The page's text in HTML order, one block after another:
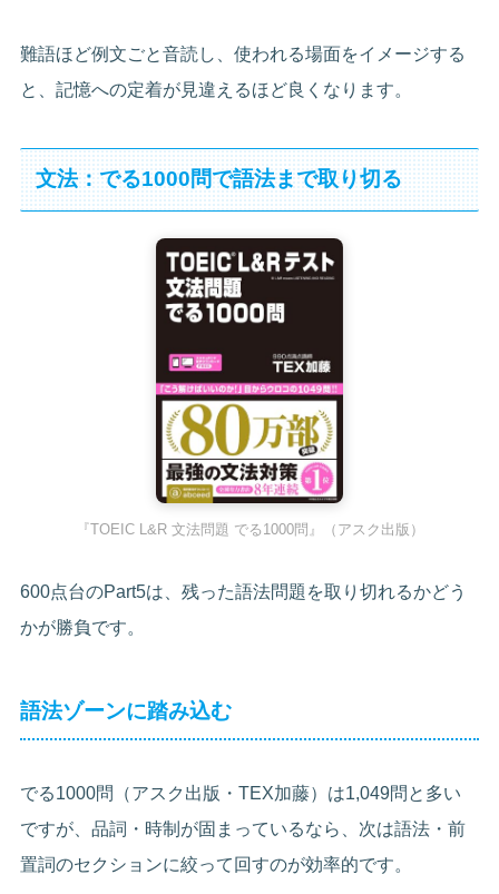
難語ほど例文ごと音読し、使われる場面をイメージする
と、記憶への定着が見違えるほど良くなります。
文法：でる1000問で語法まで取り切る
『TOEIC L&R 文法問題 でる1000問』（アスク出版）
600点台のPart5は、残った語法問題を取り切れるかどう
かが勝負です。
語法ゾーンに踏み込む
でる1000問（アスク出版・TEX加藤）は1,049問と多い
ですが、品詞・時制が固まっているなら、次は語法・前
置詞のセクションに絞って回すのが効率的です。